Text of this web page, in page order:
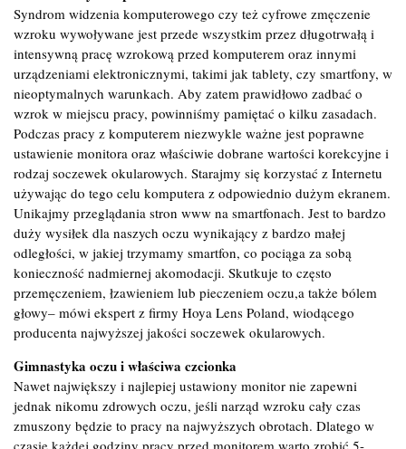
Syndrom widzenia komputerowego czy też cyfrowe zmęczenie
wzroku wywoływane jest przede wszystkim przez długotrwałą i
intensywną pracę wzrokową przed komputerem oraz innymi
urządzeniami elektronicznymi, takimi jak tablety, czy smartfony, w
nieoptymalnych warunkach. Aby zatem prawidłowo zadbać o
wzrok w miejscu pracy, powinniśmy pamiętać o kilku zasadach.
Podczas pracy z komputerem niezwykle ważne jest poprawne
ustawienie monitora oraz właściwie dobrane wartości korekcyjne i
rodzaj soczewek okularowych. Starajmy się korzystać z Internetu
używając do tego celu komputera z odpowiednio dużym ekranem.
Unikajmy przeglądania stron www na smartfonach. Jest to bardzo
duży wysiłek dla naszych oczu wynikający z bardzo małej
odległości, w jakiej trzymamy smartfon, co pociąga za sobą
konieczność nadmiernej akomodacji. Skutkuje to często
przemęczeniem, łzawieniem lub pieczeniem oczu,a także bólem
głowy– mówi ekspert z firmy Hoya Lens Poland, wiodącego
producenta najwyższej jakości soczewek okularowych.
Gimnastyka oczu i właściwa czcionka
Nawet największy i najlepiej ustawiony monitor nie zapewni
jednak nikomu zdrowych oczu, jeśli narząd wzroku cały czas
zmuszony będzie to pracy na najwyższych obrotach. Dlatego w
czasie każdej godziny pracy przed monitorem warto zrobić 5-